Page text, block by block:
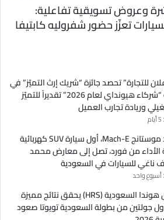
وعروض تسويقية تفاعلية:
تعزّز حضور شفروليه كابتيفا
للتجارة” تحصد جائزة “شريك إرث التميّز” في
قمة “شركاء هيونداي لعام 2026” تقديراً للتميّز
وريادة تجارب العميل
فورد موستانج Mach-E، أول سيارة SUV كهربائية
الأداء من فورد، تصل إلى معارض محمد
ناغي للسيارات في السعودية
أسبوع واحد
فريق هوندا السعودية (HRS) يحقق نتائج مميزة
جولتين من بطولة السعودية تويوتا صعود